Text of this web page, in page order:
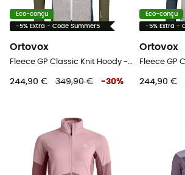
Eco-conçu
-5% Extra - Code Summer5
Ortovox
Fleece GP Classic Knit Hoody - Polaire homme
244,90 € 349,90 € -30%
Eco-conçu
-5% Extra -
Ortovox
244,90 €